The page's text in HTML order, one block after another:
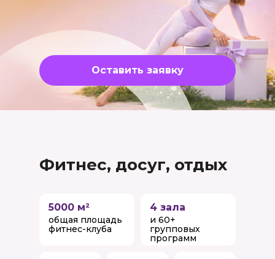
Оставить заявку
Фитнес, досуг, отдых
5000 м²
общая площадь
фитнес-клуба
4 зала
и 60+
групповых
программ